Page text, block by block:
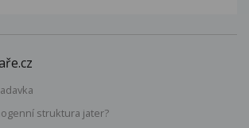
struktura jater?